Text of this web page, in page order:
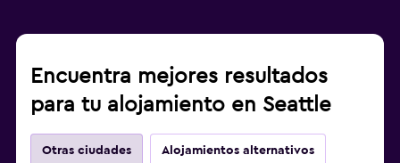
Encuentra mejores resultados
para tu alojamiento en Seattle
Otras ciudades Alojamientos alternativos